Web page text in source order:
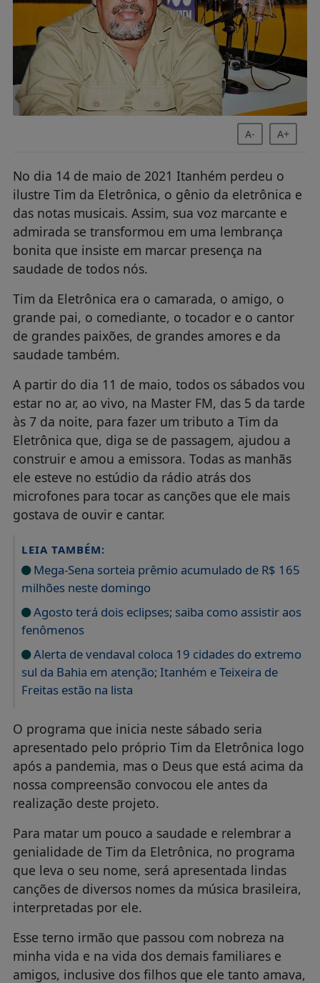
A- A+
No dia 14 de maio de 2021 Itanhém perdeu o
ilustre Tim da Eletrônica, o gênio da eletrônica e
das notas musicais. Assim, sua voz marcante e
admirada se transformou em uma lembrança
bonita que insiste em marcar presença na
saudade de todos nós.
Tim da Eletrônica era o camarada, o amigo, o
grande pai, o comediante, o tocador e o cantor
de grandes paixões, de grandes amores e da
saudade também.
A partir do dia 11 de maio, todos os sábados vou
estar no ar, ao vivo, na Master FM, das 5 da tarde
às 7 da noite, para fazer um tributo a Tim da
Eletrônica que, diga se de passagem, ajudou a
construir e amou a emissora. Todas as manhãs
ele esteve no estúdio da rádio atrás dos
microfones para tocar as canções que ele mais
gostava de ouvir e cantar.
LEIA TAMBÉM:
Mega-Sena sorteia prêmio acumulado de R$ 165
milhões neste domingo
Agosto terá dois eclipses; saiba como assistir aos
fenômenos
Alerta de vendaval coloca 19 cidades do extremo
sul da Bahia em atenção; Itanhém e Teixeira de
Freitas estão na lista
O programa que inicia neste sábado seria
apresentado pelo próprio Tim da Eletrônica logo
após a pandemia, mas o Deus que está acima da
nossa compreensão convocou ele antes da
realização deste projeto.
Para matar um pouco a saudade e relembrar a
genialidade de Tim da Eletrônica, no programa
que leva o seu nome, será apresentada lindas
canções de diversos nomes da música brasileira,
interpretadas por ele.
Esse terno irmão que passou com nobreza na
minha vida e na vida dos demais familiares e
amigos, inclusive dos filhos que ele tanto amava,